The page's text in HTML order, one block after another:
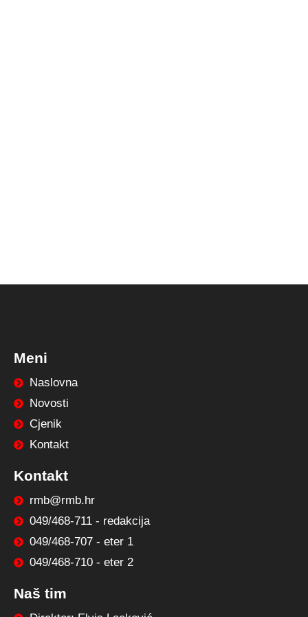
Meni
Naslovna
Novosti
Cjenik
Kontakt
Kontakt
rmb@rmb.hr
049/468-711 - redakcija
049/468-707 - eter 1
049/468-710 - eter 2
Naš tim